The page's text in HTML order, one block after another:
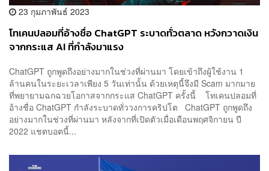
23 กุมภาพันธ์ 2023
โทเคนปลอมที่อ้างชื่อ ChatGPT ระบาดทั่วตลาด หวังกวาดเงิน
จากกระแส AI ที่กำลังมาแรง
ChatGPT ถูกพูดถึงอย่างมากในช่วงที่ผ่านมา โดยเข้าถึงผู้ใช้งาน 1
ล้านคนในระยะเวลาเพียง 5 วันเท่านั้น ด้วยเหตุนี้จึงมี Scam มากมาย
ที่พยายามฉกฉวยโอกาสจากกระแส ChatGPT ครั้งนี้ โทเคนปลอมที่
อ้างชื่อ ChatGPT กำลังระบาดทั่ววงการคริปโต ChatGPT ถูกพูดถึง
อย่างมากในช่วงที่ผ่านมา หลังจากที่เปิดตัวเมื่อเดือนพฤศจิกายน ปี
2022 แชตบอตนี้...